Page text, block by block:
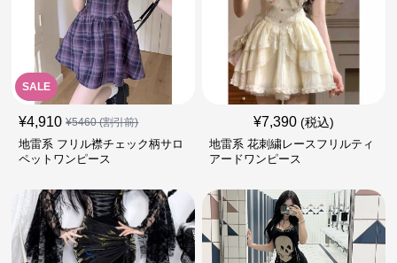
SALE
¥4,910 ¥5460(割引前)
地雷系 フリル襟チェック柄サロ
ペットワンピース
¥7,390 (税込)
地雷系 花刺繍レースフリルティ
アードワンピース